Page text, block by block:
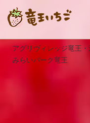
アグリヴィレッジ竜王
みらいパーク竜王